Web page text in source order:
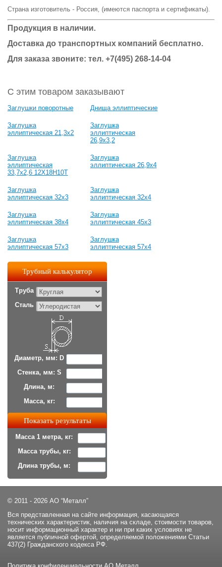
Страна изготовитель - Россия, (имеются паспорта и сертификаты).
Продукция в наличии.
Доставка до транспортных компаний бесплатно.
Для заказа звоните: тел. +7(495) 268-14-04
С этим товаром заказывают
Заглушки поворотные Днища эллиптические
Заглушка
эллиптическая 21,3х2
Заглушка
эллиптическая
26,9х3,2
Заглушка
эллиптическая
33,7х2,6 12Х18Н10Т
Заглушка
эллиптическая 26,9х4
Заглушка
эллиптическая 32х3
Заглушка
эллиптическая 32х4
Заглушка
эллиптическая 38х4
Заглушка
эллиптическая 45х3
Заглушка
эллиптическая 57х3
Заглушка
эллиптическая 57х4
Трубный калькулятор
Труба
Сталь
Диаметр, мм: D
Стенка, мм: S
Длина, м:
Масса, кг:
Масса 1 метра, кг:
Масса трубы, кг:
Длина трубы, м:
© 2011 - 2026 АО “Металл”
Вся представленная на сайте информация, касающаяся
технических характеристик, наличия на складе, стоимости товаров,
носит информационный характер и ни при каких условиях не
является публичной офертой, определяемой положениями Статьи
437(2) Гражданского кодекса РФ.